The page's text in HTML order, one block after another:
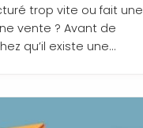
trop vite ou fait une
vente ? Avant de
qu’il existe une
explique quand
la rédiger, et on